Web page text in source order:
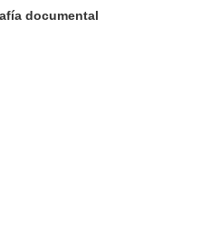
documental